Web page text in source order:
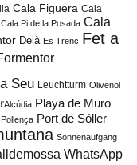
Cala Figuera Cala
Cala Pi de la Posada Cala
Deià Es Trenc Fet a
Seu Leuchtturm Olivenöl
Playa de Muro
Port de Sóller
Sonnenaufgang
WhatsApp